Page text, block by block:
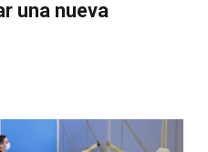
una nueva